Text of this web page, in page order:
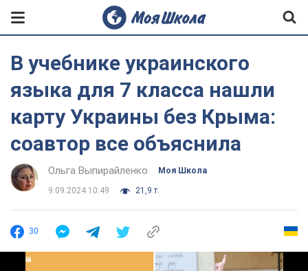
В учебнике украинского
языка для 7 класса нашли
карту Украины без Крыма:
соавтор все объяснила
Ольга Выпирайленко Моя Школа
9.09.2024 10:49 21,9 т.
30